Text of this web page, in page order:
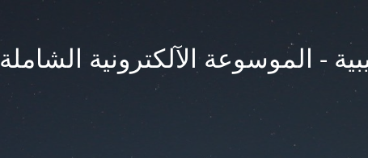
- الموسوعة الآلكترونية الشاملة